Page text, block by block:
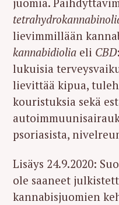
lievimmillään
kannabidiolia eli CBD
lukuisia
lievittää kipua,
kouristuksia sekä
psoriasista,
Lisäys 24.9.2020:
ole saaneet
kannabisjuomien